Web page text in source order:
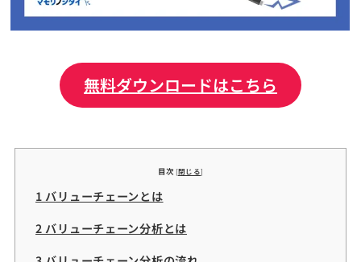
無料ダウンロードはこちら
目次 [閉じる]
1 バリューチェーンとは
2 バリューチェーン分析とは